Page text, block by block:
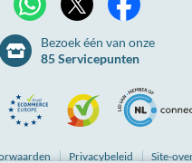
WhatsApp
Bezoek één van onze
85 Servicepunten
Privacybeleid Site-